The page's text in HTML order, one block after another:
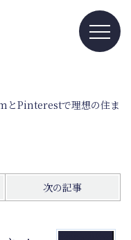
とPinterestで理想の住ま
次の記事